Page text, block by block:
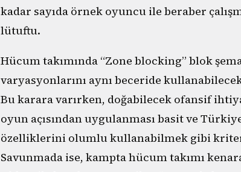
kadar sayıda örnek oyuncu ile beraber
lütuftu.
Hücum takımında “Zone blocking” blok
varyasyonlarını aynı beceride
Bu karara varırken, doğabilecek ofansif
oyun açısından uygulanması basit ve
özelliklerini olumlu kullanabilmek gibi
Savunmada ise, kampta hücum takımı